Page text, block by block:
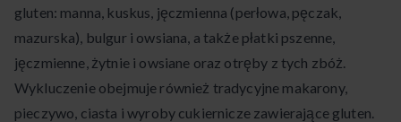
gluten: manna, kuskus, jęczmienna (perłowa, pęczak,
mazurska), bulgur i owsiana, a także płatki pszenne,
jęczmienne, żytnie i owsiane oraz otręby z tych zbóż.
Wykluczenie obejmuje również tradycyjne makarony,
pieczywo, ciasta i wyroby cukiernicze zawierające gluten.